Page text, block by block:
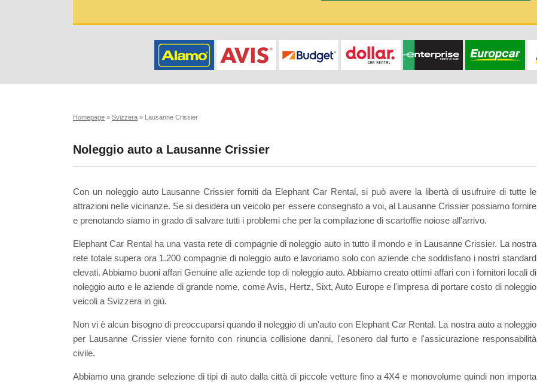
Homepage » Svizzera » Lausanne Crissier
Noleggio auto a Lausanne Crissier
Con un noleggio auto Lausanne Crissier forniti da Elephant Car Rental, si può avere la libertà di usufruire di tutte le
attrazioni nelle vicinanze. Se si desidera un veicolo per essere consegnato a voi, al Lausanne Crissier possiamo fornire
e prenotando siamo in grado di salvare tutti i problemi che per la compilazione di scartoffie noiose all'arrivo.
Elephant Car Rental ha una vasta rete di compagnie di noleggio auto in tutto il mondo e in Lausanne Crissier. La nostra
rete totale supera ora 1.200 compagnie di noleggio auto e lavoriamo solo con aziende che soddisfano i nostri standard
elevati. Abbiamo buoni affari Genuine alle aziende top di noleggio auto. Abbiamo creato ottimi affari con i fornitori locali di
noleggio auto e le aziende di grande nome, come Avis, Hertz, Sixt, Auto Europe e l'impresa di portare costo di noleggio
veicoli a Svizzera in giù.
Non vi è alcun bisogno di preoccuparsi quando il noleggio di un'auto con Elephant Car Rental. La nostra auto a noleggio
per Lausanne Crissier viene fornito con rinuncia collisione danni, l'esonero dal furto e l'assicurazione responsabilità
civile.
Abbiamo una grande selezione di tipi di auto dalla città di piccole vetture fino a 4X4 e monovolume quindi non importa